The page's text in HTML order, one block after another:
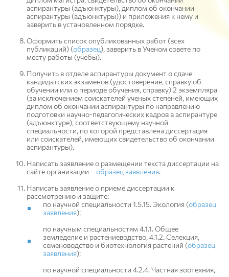
аспирантуры (адъюнктуры), диплом об окончании
аспирантуры (адъюнктуры)) и приложения к нему и
заверить в установленном порядке.
Оформить список опубликованных работ (всех
публикаций) (образец), заверить в Ученом совете по
месту работы (учебы).
Получить в отделе аспирантуры документ о сдаче
кандидатских экзаменов (удостоверение, справку об
обучении или о периоде обучения, справку) 2 экземпляра
(за исключением соискателей ученых степеней, имеющих
диплом об окончании аспирантуры по направлению
подготовки научно-педагогических кадров в аспирантуре
(адъюнктуре), соответствующему научной
специальности, по которой представлена диссертация
или соискателей, имеющих свидетельство об окончании
аспирантуры).
Написать заявление о размещении текста диссертации на
сайте организации –образец заявления.
Написать заявление о приеме диссертации к
рассмотрению и защите:
по научной специальности 1.5.15. Экология (образец
заявления);
по научным специальностям 4.1.1. Общее
земледелие и растениеводство, 4.1.2. Селекция,
семеноводство и биотехнология растений (образец
заявления);
по научной специальности 4.2.4. Частная зоотехния,